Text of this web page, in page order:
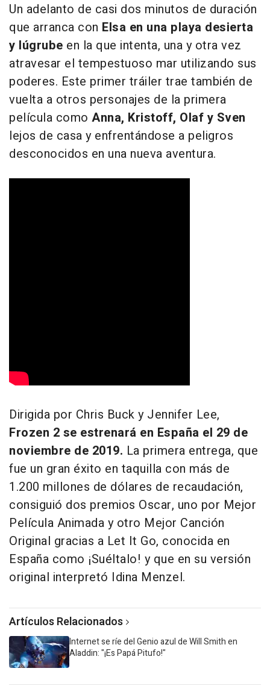
Un adelanto de casi dos minutos de duración
que arranca con Elsa en una playa desierta
y lúgrube en la que intenta, una y otra vez
atravesar el tempestuoso mar utilizando sus
poderes. Este primer tráiler trae también de
vuelta a otros personajes de la primera
película como Anna, Kristoff, Olaf y Sven
lejos de casa y enfrentándose a peligros
desconocidos en una nueva aventura.
Dirigida por Chris Buck y Jennifer Lee,
Frozen 2 se estrenará en España el 29 de
noviembre de 2019. La primera entrega, que
fue un gran éxito en taquilla con más de
1.200 millones de dólares de recaudación,
consiguió dos premios Oscar, uno por Mejor
Película Animada y otro Mejor Canción
Original gracias a Let It Go, conocida en
España como ¡Suéltalo! y que en su versión
original interpretó Idina Menzel.
Artículos Relacionados
Internet se ríe del Genio azul de Will Smith en
Aladdin: "¡Es Papá Pitufo!"